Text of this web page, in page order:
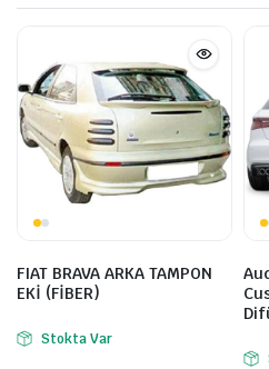
FIAT BRAVA ARKA TAMPON
EKİ (FİBER)
Stokta Var